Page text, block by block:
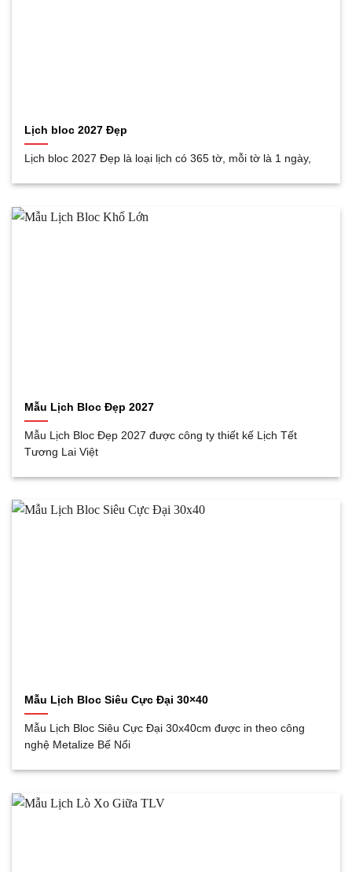
Lịch bloc 2027 Đẹp
Lịch bloc 2027 Đẹp là loại lịch có 365 tờ, mỗi tờ là 1 ngày,
Mẫu Lịch Bloc Đẹp 2027
Mẫu Lịch Bloc Đẹp 2027 được công ty thiết kế Lịch Tết
Tương Lai Việt
Mẫu Lịch Bloc Siêu Cực Đại 30×40
Mẫu Lịch Bloc Siêu Cực Đại 30x40cm được in theo công
nghệ Metalize Bế Nổi